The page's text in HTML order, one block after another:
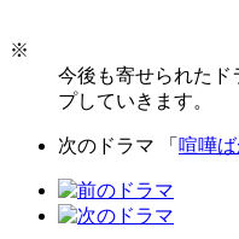
※
今後も寄せられたド
プしていきます。
次のドラマ 「 喧嘩